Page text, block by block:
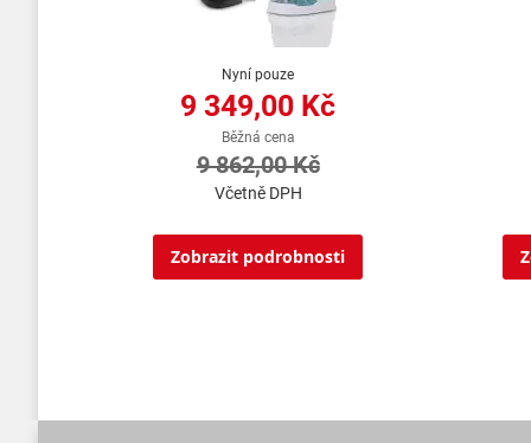
Nyní pouze
9 349,00 Kč
Běžná cena
9 862,00 Kč
Včetně DPH
Zobrazit podrobnosti